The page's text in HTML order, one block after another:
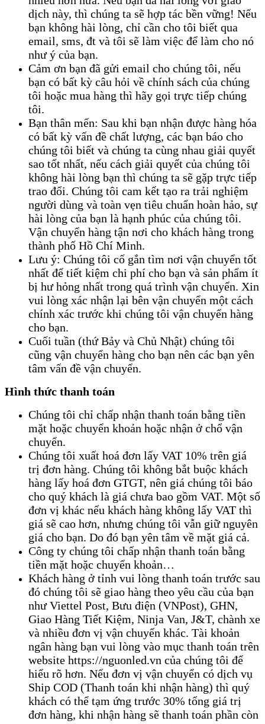
dịch này, thì chúng ta sẽ hợp tác bền vững! Nếu
bạn không hài lòng, chỉ cần cho tôi biết qua
email, sms, đt và tôi sẽ làm việc để làm cho nó
như ý của bạn.
Cảm ơn bạn đã gửi email cho chúng tôi, nếu
bạn có bất kỳ câu hỏi về chính sách của chúng
tôi hoặc mua hàng thì hãy gọi trực tiếp chúng
tôi.
Bạn thân mến: Sau khi bạn nhận được hàng hóa
có bất kỳ vấn đề chất lượng, các bạn báo cho
chúng tôi biết và chúng ta cùng nhau giải quyết
sao tốt nhất, nếu cách giải quyết của chúng tôi
không hài lòng bạn thì chúng ta sẽ gặp trực tiếp
trao đổi. Chúng tôi cam kết tạo ra trải nghiệm
người dùng và toàn vẹn tiêu chuẩn hoàn hảo, sự
hài lòng của bạn là hạnh phúc của chúng tôi.
Vận chuyển hàng tận nơi cho khách hàng trong
thành phố Hồ Chí Minh.
Lưu ý: Chúng tôi cố gắn tìm nơi vận chuyển tốt
nhất để tiết kiệm chi phí cho bạn và sản phẩm ít
bị hư hỏng nhất trong quá trình vận chuyển. Xin
vui lòng xác nhận lại bên vận chuyển một cách
chính xác trước khi chúng tôi vận chuyển hàng
cho bạn.
Cuối tuần (thứ Bảy và Chủ Nhật) chúng tôi
cũng vận chuyển hàng cho bạn nên các bạn yên
tâm vấn đề vận chuyển.
Hình thức thanh toán
Chúng tôi chỉ chấp nhận thanh toán bằng tiền
mặt hoặc chuyển khoản hoặc nhận ở chổ vận
chuyển.
Chúng tôi xuất hoá đơn lấy VAT 10% trên giá
trị đơn hàng. Chúng tôi không bắt buộc khách
hàng lấy hoá đơn GTGT, nên giá chúng tôi báo
cho quý khách là giá chưa bao gồm VAT. Một số
đơn vị khác nếu khách hàng không lấy VAT thì
giá sẽ cao hơn, nhưng chúng tôi vẫn giữ nguyên
giá cho bạn. Do đó bạn yên tâm về mặt giá cả.
Công ty chúng tôi chấp nhận thanh toán bằng
tiền mặt hoặc chuyển khoản…
Khách hàng ở tỉnh vui lòng thanh toán trước sau
đó chúng tôi sẽ giao hàng theo yêu cầu của bạn
như Viettel Post, Bưu điện (VNPost), GHN,
Giao Hàng Tiết Kiệm, Ninja Van, J&T, chành xe
và nhiều đơn vị vận chuyển khác. Tài khoản
ngân hàng bạn vui lòng vào mục thanh toán trên
website https://nguonled.vn của chúng tôi để
hiểu rõ hơn. Nếu đơn vị vận chuyển có dịch vụ
Ship COD (Thanh toán khi nhận hàng) thì quý
khách có thể tạm ứng trước 30% tổng giá trị
đơn hàng, khi nhận hàng sẽ thanh toán phần còn